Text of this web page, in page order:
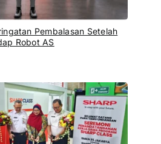
Pembalasan Setelah
Robot AS